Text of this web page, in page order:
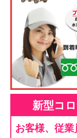
新型コ
お客様、従